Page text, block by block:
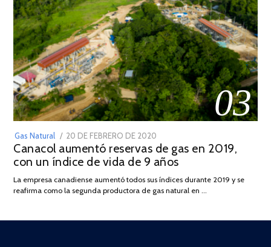
03
Gas Natural
POSTED
ON
20 DE FEBRERO DE 2020
DE
JULIO
2025
Canacol aumentó reservas de gas en 2019,
con un índice de vida de 9 años
La empresa canadiense aumentó todos sus índices durante 2019 y se
reafirma como la segunda productora de gas natural en …